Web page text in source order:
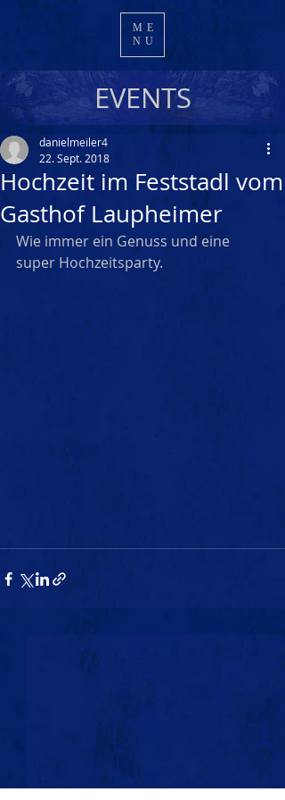
ME
NU
EVENTS
Hochzeit im Feststadl vom
Gasthof Laupheimer
danielmeiler4
22. Sept. 2018
Wie immer ein Genuss und eine
super Hochzeitsparty.